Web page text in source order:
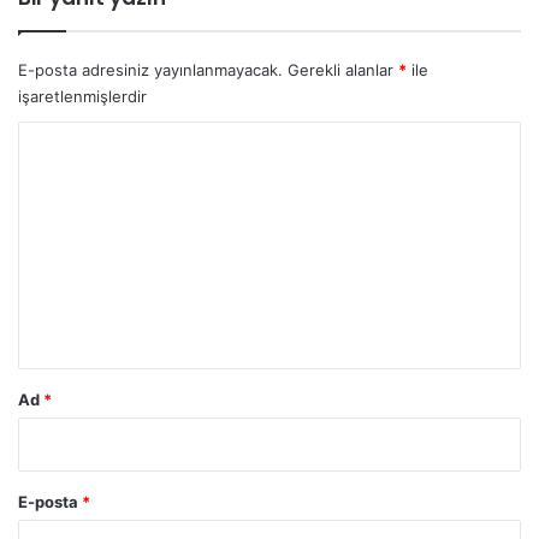
E-posta adresiniz yayınlanmayacak. Gerekli alanlar * ile
işaretlenmişlerdir
Ad *
E-posta *